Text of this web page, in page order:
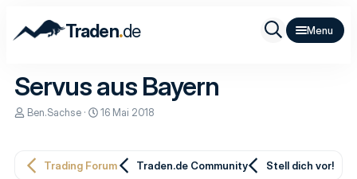
Traden.de
Servus aus Bayern
E
e
Ben.Sachse
E
e
16 Mai 2018
Trading Forum Traden.de Community Stell dich vor!